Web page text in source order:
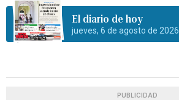
El diario de hoy
jueves, 6 de agosto de 2026
PUBLICIDAD